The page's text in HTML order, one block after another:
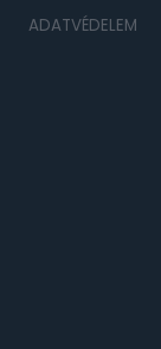
ADATVÉDELEM